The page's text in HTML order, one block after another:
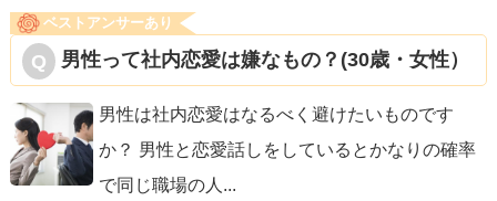
ベストアンサーあり
男性って社内恋愛は嫌なもの？(30歳・女性）
男性は社内恋愛はなるべく避けたいものです
か？ 男性と恋愛話しをしているとかなりの確率
で同じ職場の人 ...